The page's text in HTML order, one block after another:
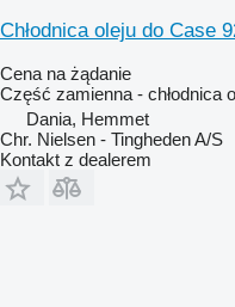
Chłodnica oleju do Case
Cena na żądanie
Część zamienna - chłodnica
Dania, Hemmet
Chr. Nielsen - Tingheden A/S
Kontakt z dealerem